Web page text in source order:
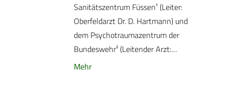
Sanitätszentrum Füssen¹ (Leiter:
Oberfeldarzt Dr. D. Hartmann) und
dem Psychotraumazentrum der
Bundeswehr² (Leitender Arzt:…
Mehr